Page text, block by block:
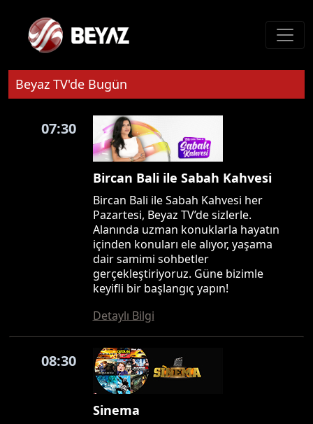
Beyaz TV'de Bugün
07:30
Bircan Bali ile Sabah Kahvesi
Bircan Bali ile Sabah Kahvesi her
Pazartesi, Beyaz TV’de sizlerle.
Alanında uzman konuklarla hayatın
içinden konuları ele alıyor, yaşama
dair samimi sohbetler
gerçekleştiriyoruz. Güne bizimle
keyifli bir başlangıç yapın!
Detaylı Bilgi
08:30
Sinema